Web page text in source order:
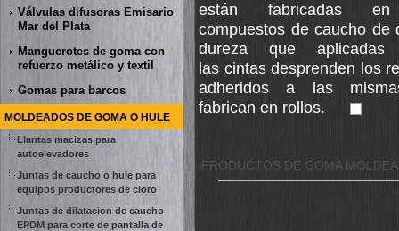
están fabricadas
compuestos de caucho de
dureza que aplicadas
las cintas desprenden los
adheridos a las
fabrican en rollos.
PRODUCTOS DE GOMA
Válvulas difusoras Emisario
Mar del Plata
Manguerotes de goma con
refuerzo metálico y textil
Gomas para barcos
MOLDEADOS DE GOMA O HULE
Llantas macizas para
autoelevadores
Juntas de caucho o hule para
equipos productores de cloro
Juntas de dilatacion de caucho
EPDM para corte de pantalla de